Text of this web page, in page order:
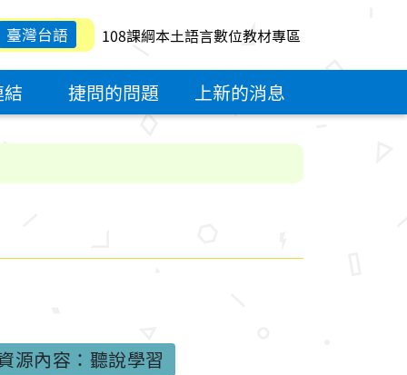
臺灣台語 108課綱本土語言數位教材專區
捷問的問題 上新的消息
源內容：聽說學習